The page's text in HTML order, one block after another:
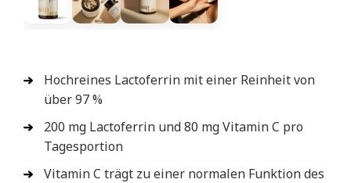
Hochreines Lactoferrin mit einer Reinheit von
über 97 %
200 mg Lactoferrin und 80 mg Vitamin C pro
Tagesportion
Vitamin C trägt zu einer normalen Funktion des